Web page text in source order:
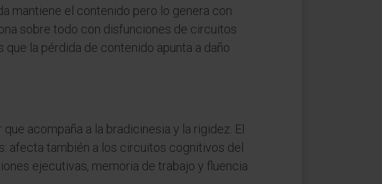
mantiene el contenido pero lo genera con
sobre todo con disfunciones de circuitos
la pérdida de contenido apunta a daño
acompaña a la bradicinesia y la rigidez. El
afecta también a los circuitos cognitivos del
ejecutivas, memoria de trabajo y fluencia